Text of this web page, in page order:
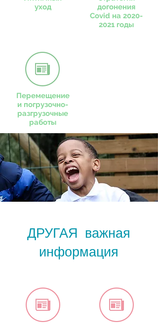
уход
догонения
Covid на 2020-
2021 годы
Перемещение
и погрузочно-
разгрузочные
работы
ДРУГАЯ важная
информация